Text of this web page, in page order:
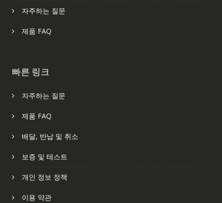
자주하는 질문
제품 FAQ
빠른 링크
자주하는 질문
제품 FAQ
배달, 반납 및 취소
보증 및 테스트
개인 정보 정책
이용 약관